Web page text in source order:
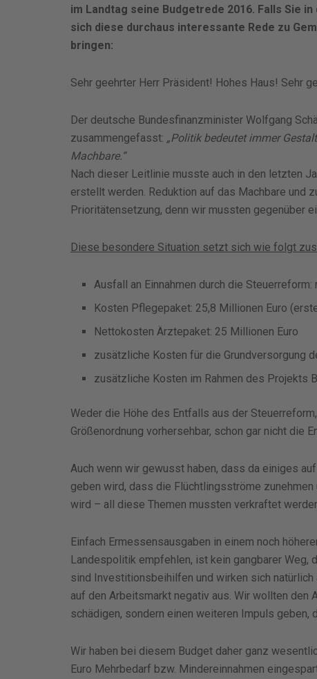
im Landtag seine Budgetrede 2016. Falls Sie
sich diese durchaus interessante Rede zu
bringen:
Sehr geehrter Herr Präsident! Hohes Haus! Sehr
Der deutsche Bundesfinanzminister Wolfgang
zusammengefasst: „Politik bedeutet immer
Machbare.“
Nach dieser Leitlinie musste auch in den letzten
erstellt werden. Reduktion auf das Machbare und
Prioritätensetzung, denn wir mussten gegenüber
Diese besondere Situation setzt sich wie folgt
Ausfall an Einnahmen durch die Steuerreform:
Kosten Pflegepaket: 25,8 Millionen Euro
Nettokosten Ärztepaket: 25 Millionen Euro
zusätzliche Kosten für die Grundversorgung
zusätzliche Kosten im Rahmen des Projekts
Weder die Höhe des Entfalls aus der
Größenordnung vorhersehbar, schon gar nicht die
Auch wenn wir gewusst haben, dass da einiges
geben wird, dass die Flüchtlingsströme
wird – all diese Themen mussten verkraftet
Einfach Ermessensausgaben in einem noch
Landespolitik empfehlen, ist kein gangbarer Weg,
sind Investitionsbeihilfen und wirken sich
auf den Arbeitsmarkt negativ aus. Wir wollten
schädigen, sondern einen weiteren Impuls geben,
Wir haben bei diesem Budget daher ganz
Euro Mehrbedarf bzw. Mindereinnahmen